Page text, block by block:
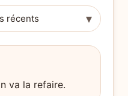
▾
va la refaire.